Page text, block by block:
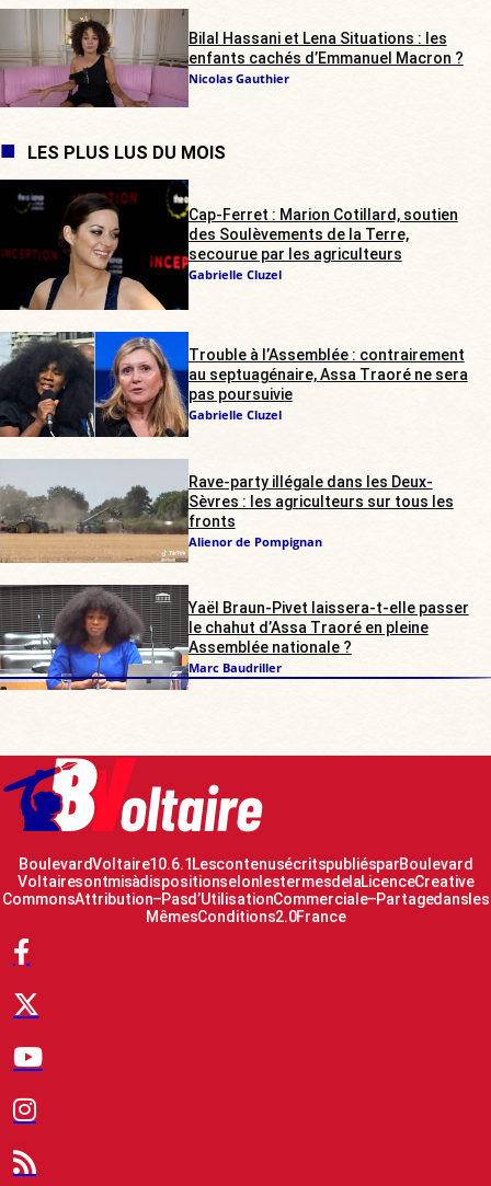
Bilal Hassani et Lena Situations : les
enfants cachés d’Emmanuel Macron ?
Nicolas Gauthier
LES PLUS LUS DU MOIS
Cap-Ferret : Marion Cotillard, soutien
des Soulèvements de la Terre,
secourue par les agriculteurs
Gabrielle Cluzel
Trouble à l’Assemblée : contrairement
au septuagénaire, Assa Traoré ne sera
pas poursuivie
Gabrielle Cluzel
Rave-party illégale dans les Deux-
Sèvres : les agriculteurs sur tous les
fronts
Alienor de Pompignan
Yaël Braun-Pivet laissera-t-elle passer
le chahut d’Assa Traoré en pleine
Assemblée nationale ?
Marc Baudriller
Boulevard Voltaire 10.6.1 Les contenus écrits publiés par Boulevard
Voltaire sont mis à disposition selon les termes de la Licence Creative
Commons Attribution – Pas d’Utilisation Commerciale – Partage dans les
Mêmes Conditions 2.0 France